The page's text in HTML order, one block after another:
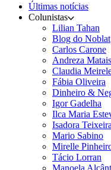
Últimas notícias
Colunistas
Lilian Tahan
Blog do Noblat
Carlos Carone
Andreza Matais
Claudia
Fábia Oliveira
Dinheiro &
Igor Gadelha
Ilca Maria
Isadora Teixeira
Mario Sabino
Mirelle
Tácio Lorran
Manoela